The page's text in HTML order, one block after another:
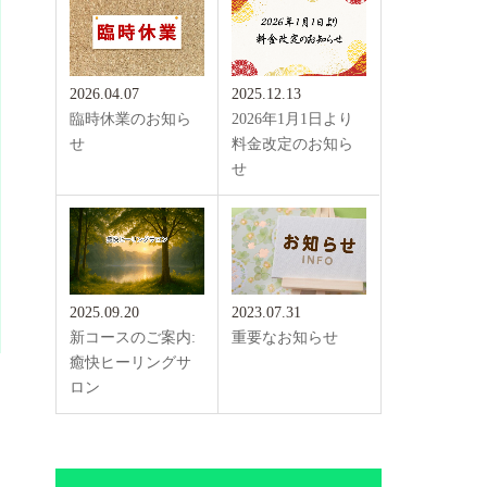
2026.04.07
臨時休業のお知ら
せ
2025.12.13
2026年1月1日より
料金改定のお知ら
せ
2025.09.20
新コースのご案内:
癒快ヒーリングサ
ロン
2023.07.31
重要なお知らせ